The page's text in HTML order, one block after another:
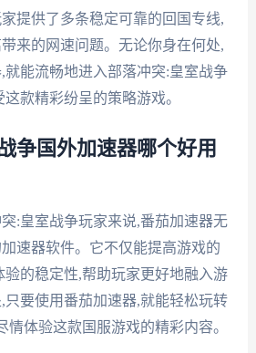
提供了多条稳定可靠的回国专线,
来的网速问题。无论你身在何处,
就能流畅地进入部落冲突:皇室战争
款精彩纷呈的策略游戏。
争国外加速器哪个好用
:皇室战争玩家来说,番茄加速器无
速器软件。它不仅能提高游戏的
验的稳定性,帮助玩家更好地融入游
只要使用番茄加速器,就能轻松玩转
情体验这款国服游戏的精彩内容。